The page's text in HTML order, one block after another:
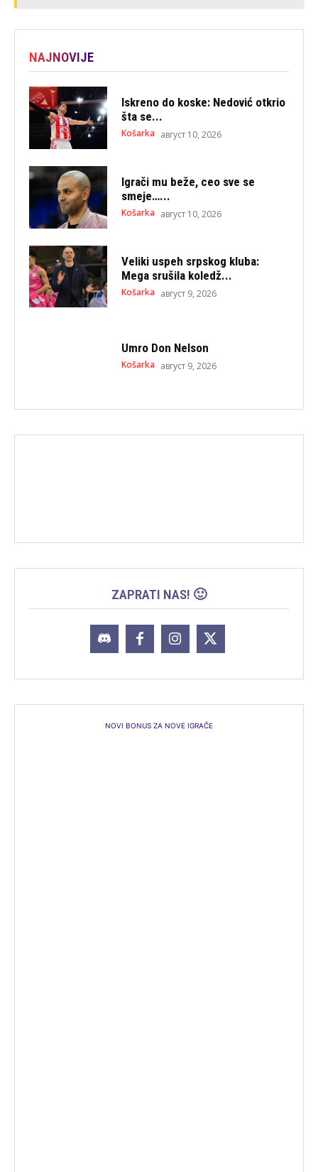
NAJNOVIJE
Iskreno do koske: Nedović otkrio
šta se...
Košarka август 10, 2026
Igrači mu beže, ceo sve se
smeje…...
Košarka август 10, 2026
Veliki uspeh srpskog kluba:
Mega srušila koledž...
Košarka август 9, 2026
Umro Don Nelson
Košarka август 9, 2026
ZAPRATI NAS! 🙂
NOVI BONUS ZA NOVE IGRAČE